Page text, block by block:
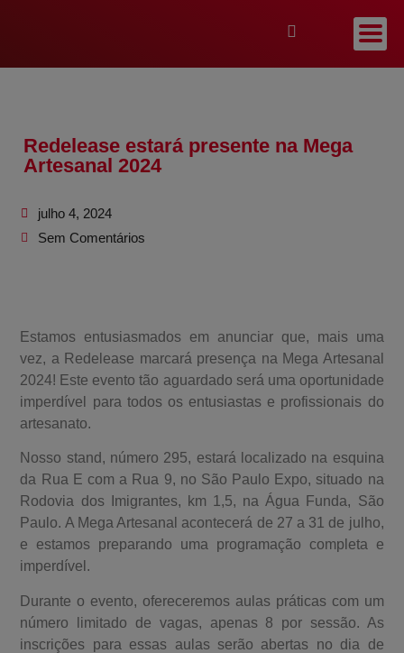
Redelease estará presente na Mega
Artesanal 2024
julho 4, 2024
Sem Comentários
Estamos entusiasmados em anunciar que, mais uma
vez, a Redelease marcará presença na Mega Artesanal
2024! Este evento tão aguardado será uma oportunidade
imperdível para todos os entusiastas e profissionais do
artesanato.
Nosso stand, número 295, estará localizado na esquina
da Rua E com a Rua 9, no São Paulo Expo, situado na
Rodovia dos Imigrantes, km 1,5, na Água Funda, São
Paulo. A Mega Artesanal acontecerá de 27 a 31 de julho,
e estamos preparando uma programação completa e
imperdível.
Durante o evento, ofereceremos aulas práticas com um
número limitado de vagas, apenas 8 por sessão. As
inscrições para essas aulas serão abertas no dia de